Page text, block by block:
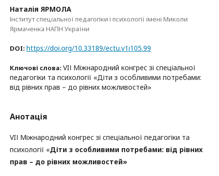
Наталія ЯРМОЛА
Інститут спеціальної педагогіки і психології імені Миколи
Ярмаченка НАПН України
DOI: https://doi.org/10.33189/ectu.v1i105.99
Ключові слова: VIІ Міжнародний конгрес зі спеціальної
педагогіки та психології «Діти з особливими потребами:
від рівних прав – до рівних можливостей»
Анотація
VIІ Міжнародний конгрес зі спеціальної педагогіки та
психології «Діти з особливими потребами: від рівних
прав – до рівних можливостей»